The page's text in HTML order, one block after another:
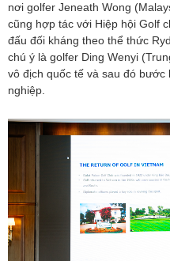
nơi golfer Jeneath Wong
cũng hợp tác với Hiệp hội Golf
đấu đối kháng theo thể thức
chú ý là golfer Ding Wenyi
vô địch quốc tế và sau đó
nghiệp.